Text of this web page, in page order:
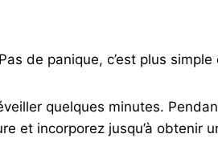
de panique, c’est plus simple
quelques minutes.
et incorporez jusqu’à obtenir